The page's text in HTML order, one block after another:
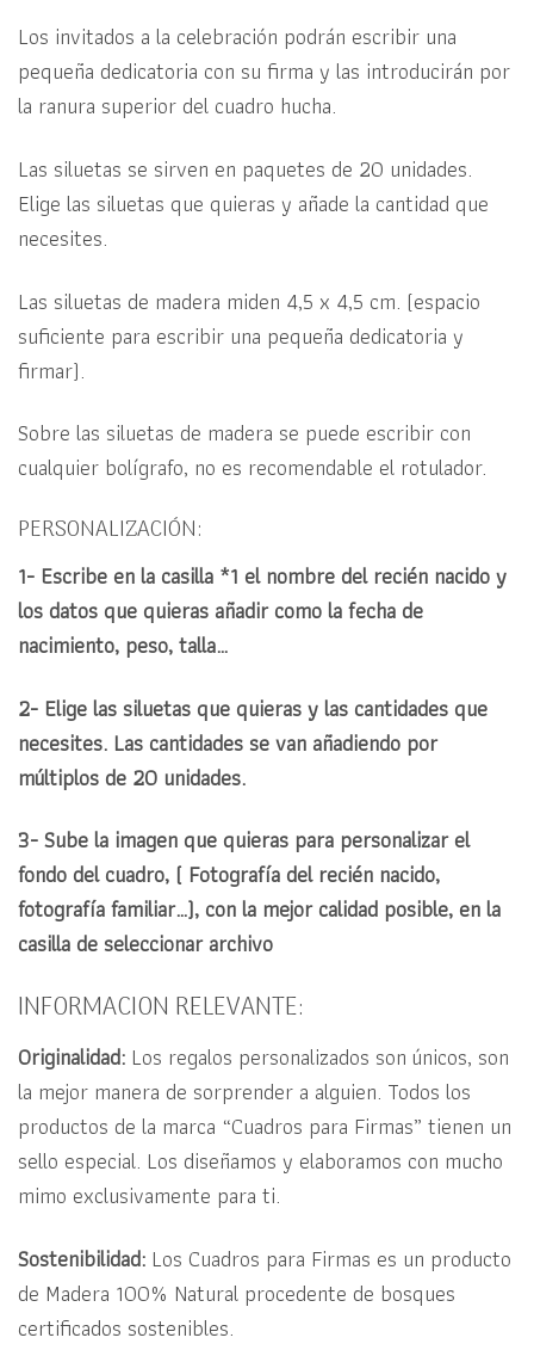
Los invitados a la celebración podrán escribir una
pequeña dedicatoria con su firma y las introducirán por
la ranura superior del cuadro hucha.
Las siluetas se sirven en paquetes de 20 unidades.
Elige las siluetas que quieras y añade la cantidad que
necesites.
Las siluetas de madera miden 4,5 x 4,5 cm. (espacio
suficiente para escribir una pequeña dedicatoria y
firmar).
Sobre las siluetas de madera se puede escribir con
cualquier bolígrafo, no es recomendable el rotulador.
PERSONALIZACIÓN:
1- Escribe en la casilla *1 el nombre del recién nacido y
los datos que quieras añadir como la fecha de
nacimiento, peso, talla…
2- Elige las siluetas que quieras y las cantidades que
necesites. Las cantidades se van añadiendo por
múltiplos de 20 unidades.
3- Sube la imagen que quieras para personalizar el
fondo del cuadro, ( Fotografía del recién nacido,
fotografía familiar…), con la mejor calidad posible, en la
casilla de seleccionar archivo
INFORMACION RELEVANTE:
Originalidad: Los regalos personalizados son únicos, son
la mejor manera de sorprender a alguien. Todos los
productos de la marca “Cuadros para Firmas” tienen un
sello especial. Los diseñamos y elaboramos con mucho
mimo exclusivamente para ti.
Sostenibilidad: Los Cuadros para Firmas es un producto
de Madera 100% Natural procedente de bosques
certificados sostenibles.